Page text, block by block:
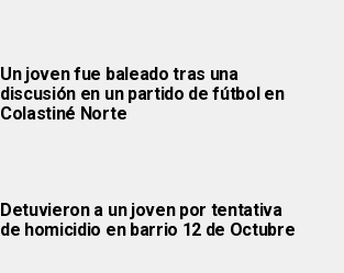
Un joven fue baleado tras una
discusión en un partido de fútbol en
Colastiné Norte
Detuvieron a un joven por tentativa
de homicidio en barrio 12 de Octubre